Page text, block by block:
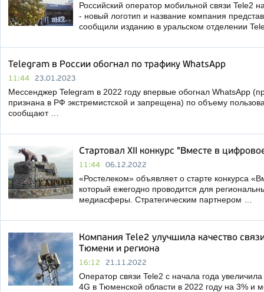
Российский оператор мобильной связи Tele2
- новый логотип и название компания
сообщили изданию в уральском отделении
Telegram в России обогнал по трафику WhatsApp
11:44 23.01.2023
Мессенджер Telegram в 2022 году впервые обогнал WhatsApp
признана в РФ экстремистской и запрещена) по объему
сообщают …
Стартовал XII конкурс "Вместе в
11:44 06.12.2022
«Ростелеком» объявляет о старте конкурса
который ежегодно проводится для
медиасферы. Стратегическим партнером …
Компания Tele2 улучшила качество
Тюмени и региона
16:12 21.11.2022
Оператор связи Tele2 с начала года
4G в Тюменской области в 2022 году на 3% и